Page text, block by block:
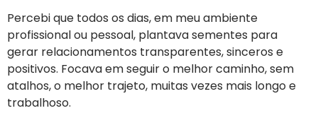
Percebi que todos os dias, em meu ambiente
profissional ou pessoal, plantava sementes para
gerar relacionamentos transparentes, sinceros e
positivos. Focava em seguir o melhor caminho, sem
atalhos, o melhor trajeto, muitas vezes mais longo e
trabalhoso.